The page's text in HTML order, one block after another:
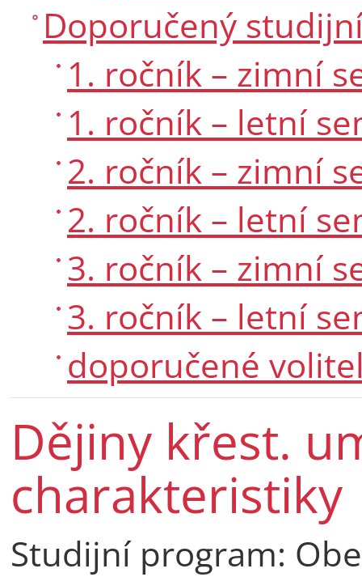
Doporučený
1. ročník – zimní
1. ročník – letní
2. ročník – zimní
2. ročník – letní
3. ročník – zimní
3. ročník – letní
doporučené
Dějiny křest.
charakteristiky
Studijní program: